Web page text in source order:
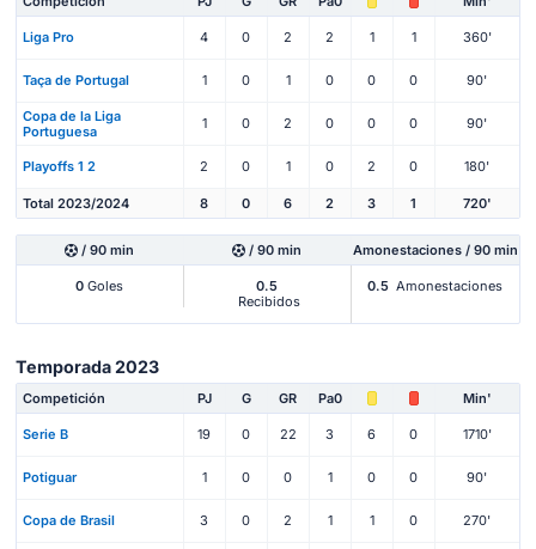
Liga Pro 4 0 2 2 1 1 360'
Taça de Portugal 1 0 1 0 0 0 90'
Copa de la Liga
Portuguesa
1 0 2 0 0 0 90'
Playoffs 1 2 2 0 1 0 2 0 180'
Total 2023/2024 8 0 6 2 3 1 720'
/ 90 min / 90 min Amonestaciones / 90 min
0 Goles
0.5
Recibidos
0.5 Amonestaciones
Temporada 2023
Competición PJ G GR Pa0 Min'
Serie B 19 0 22 3 6 0 1710'
Potiguar 1 0 0 1 0 0 90'
Copa de Brasil 3 0 2 1 1 0 270'